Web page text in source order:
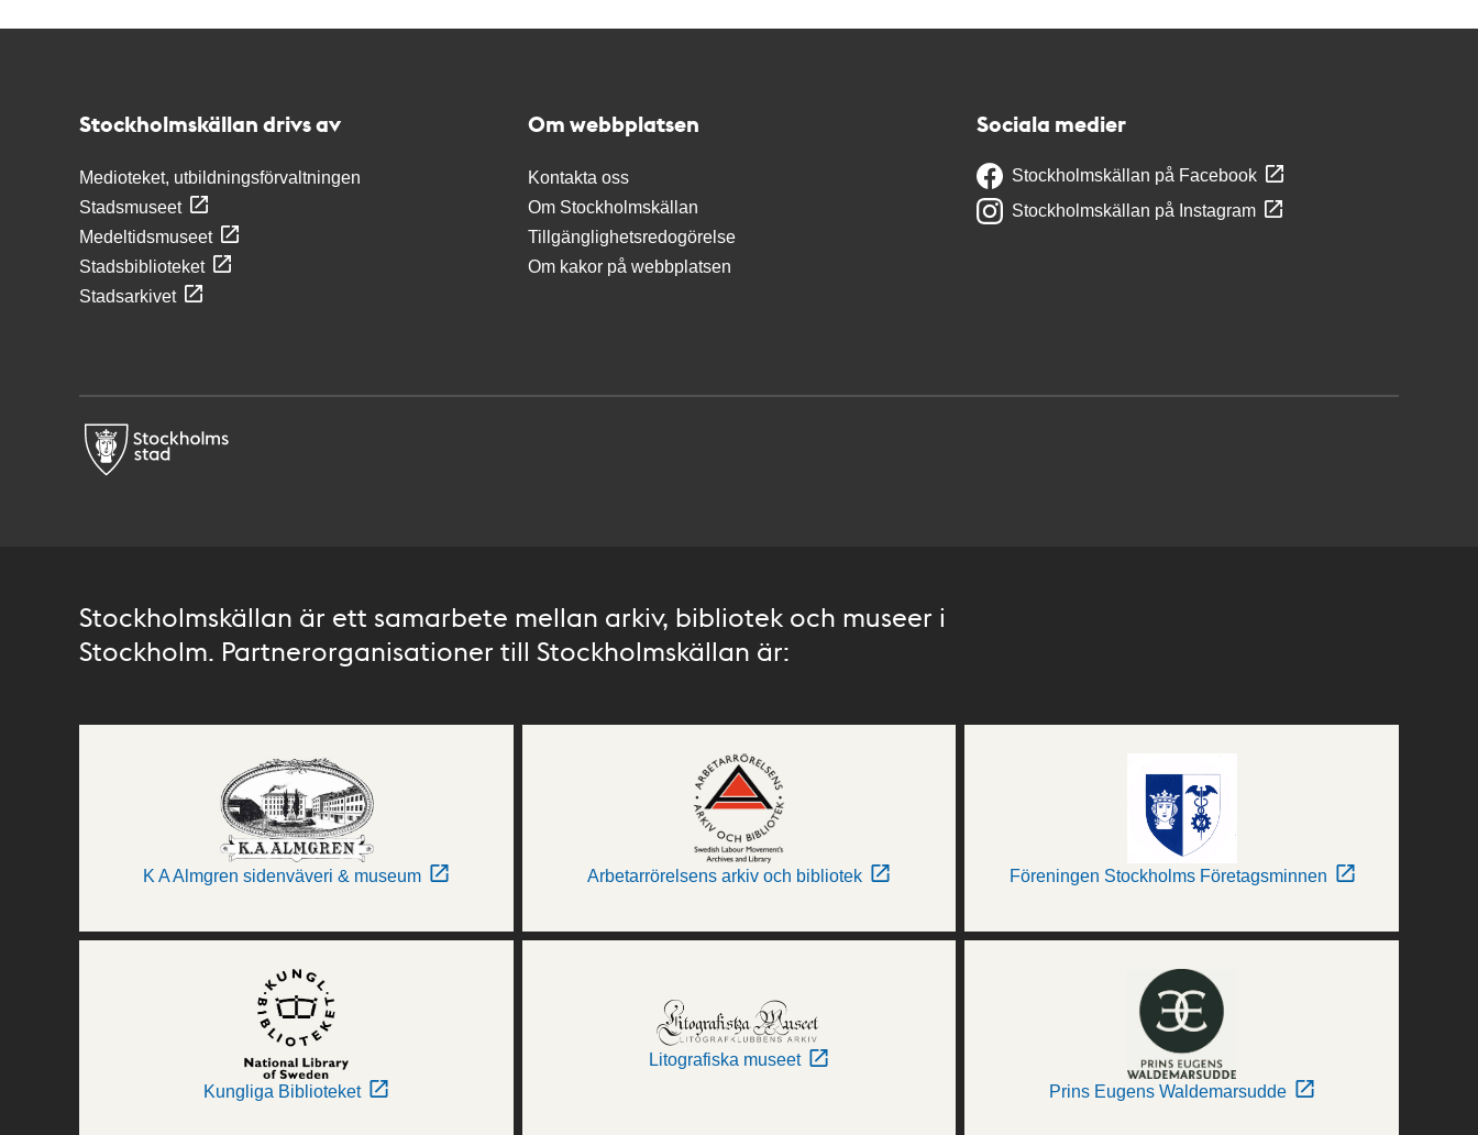
Stockholmskällan drivs av
Medioteket, utbildningsförvaltningen
Stadsmuseet
Medeltidsmuseet
Stadsbiblioteket
Stadsarkivet
Om webbplatsen
Kontakta oss
Om Stockholmskällan
Tillgänglighetsredogörelse
Om kakor på webbplatsen
Sociala medier
Stockholmskällan på Facebook
Stockholmskällan på Instagram
Stockholmskällan är ett samarbete mellan arkiv, bibliotek och museer i
Stockholm. Partnerorganisationer till Stockholmskällan är:
K A Almgren sidenväveri & museum Arbetarrörelsens arkiv och bibliotek Föreningen Stockholms Företagsminnen
Kungliga Biblioteket
Litografiska museet
Prins Eugens Waldemarsudde